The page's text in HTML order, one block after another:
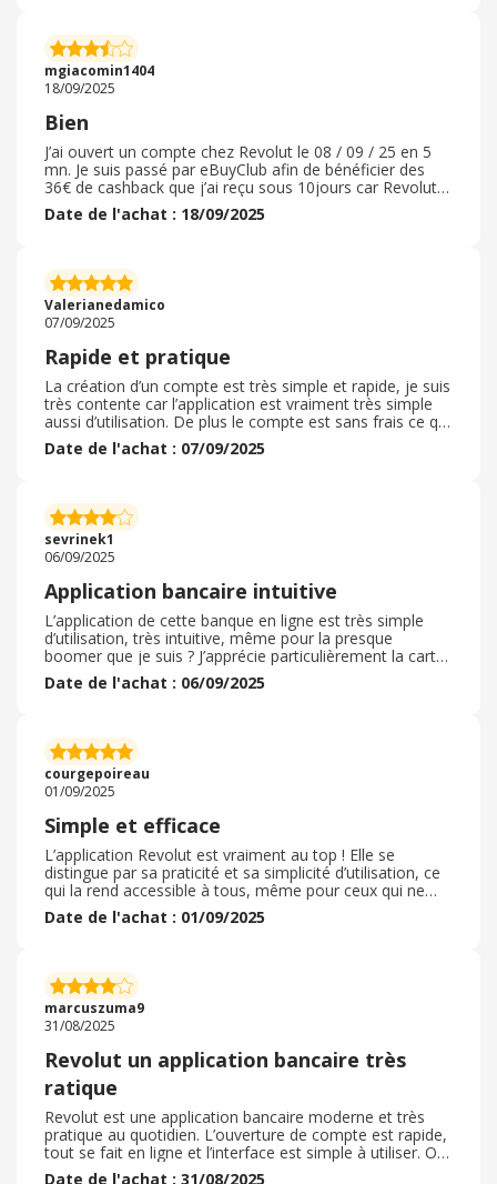
Globalement, c’est une solution flexible et moderne,
surtout adaptées aux utilisateurs mobiles. Elles nous a
séduit, surtout quand on part en voyage .
mgiacomin1404
18/09/2025
Bien
J’ai ouvert un compte chez Revolut le 08 / 09 / 25 en 5
mn. Je suis passé par eBuyClub afin de bénéficier des
36€ de cashback que j’ai reçu sous 10jours car Revolut
ne confirme l’ouverture qu’à réception et utilisation de
leur cb. La banque m’a offert 10€ à l’issu de 3 utilisations
l’enregistrement de nouveau rib est immédiat. Le seul
soucis pour moi est l’alimentation pas cb que je croyais
internationale mais ce n’est pas le cas
Date de l'achat : 18/09/2025
Valerianedamico
07/09/2025
Rapide et pratique
La création d’un compte est très simple et rapide, je suis
très contente car l’application est vraiment très simple
aussi d’utilisation. De plus le compte est sans frais ce qui
n’est pas négligeable car c’est assez rare connaissant les
établissements bancaires qu’il existe sur le marché. Je
première fois que je passe par une banque en ligne.
Donc j’espère ne pas être déçu. Le temps le diras.
Date de l'achat : 07/09/2025
sevrinek1
06/09/2025
Application bancaire intuitive
L’application de cette banque en ligne est très simple
d’utilisation, très intuitive, même pour la presque
boomer que je suis ? J’apprécie particulièrement la carte
bancaire dématérialisée, qui permet de payer avec son
smartphone. Enfin une carte que je n’oublierai pas,
effectuer des transferts d’argent en un clic. Le petit
moins pour moi sont tous les produits proposés de
manière trop présente durant la navigation, notamment
en termes de placements.
Date de l'achat : 06/09/2025
courgepoireau
01/09/2025
Simple et efficace
L’application Revolut est vraiment au top ! Elle se
distingue par sa praticité et sa simplicité d’utilisation, ce
qui la rend accessible à tous, même pour ceux qui ne
sont pas très à l’aise avec les outils numériques. La
création d’un compte bancaire se fait de manière fluide
Revolut propose de nombreux avantages intéressants :
suivi clair des dépenses, notifications instantanées,
fonctionnalités de gestion de budget et même la
possibilité d’épargner facilement. J’avoue qu’au départ je
trouvais la personnalisation des cartes bancaires un peu
gadget, mais finalement c’est un petit plaisir ludique qui
rend l’expérience encore plus sympa et personnelle. On
se surprend vite à apprécier ce détail qui reflète bien
l’esprit moderne de la marque. Bref, un grand merci à
Revolut pour cette approche innovante et efficace qui
simplifie vraiment la vie au quotidien ?
Date de l'achat : 01/09/2025
marcuszuma9
31/08/2025
Revolut un application bancaire très
ratique
Revolut est une application bancaire moderne et très
pratique au quotidien. L’ouverture de compte est rapide,
tout se fait en ligne et l’interface est simple à utiliser. On
peut gérer ses paiements, faire des virements
Date de l'achat : 31/08/2025